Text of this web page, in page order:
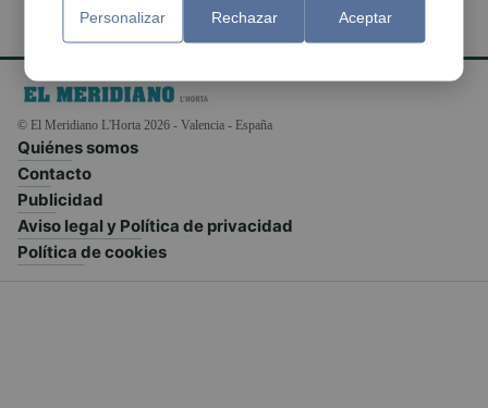
© El Meridiano L'Horta 2026 - Valencia - España
Quiénes somos
Contacto
Publicidad
Aviso legal y Política de privacidad
Política de cookies
Personalizar Rechazar Aceptar